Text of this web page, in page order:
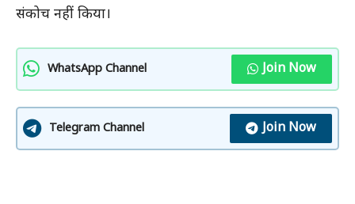
संकोच नहीं किया।
WhatsApp Channel Join Now
Telegram Channel Join Now